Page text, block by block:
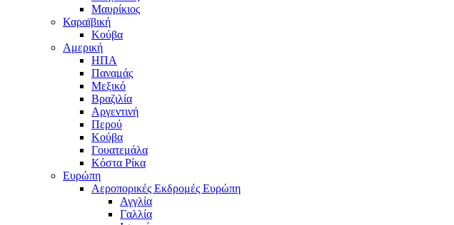
Μαυρίκιος
Καραϊβική
Κούβα
Αμερική
ΗΠΑ
Παναμάς
Μεξικό
Βραζιλία
Αργεντινή
Περού
Κούβα
Γουατεμάλα
Κόστα Ρίκα
Ευρώπη
Αεροπορικές Εκδρομές Ευρώπη
Αγγλία
Γαλλία